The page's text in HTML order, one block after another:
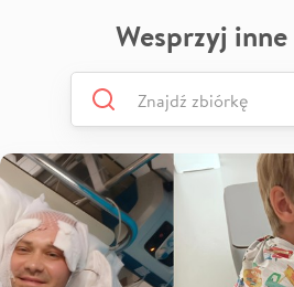
Wesprzyj